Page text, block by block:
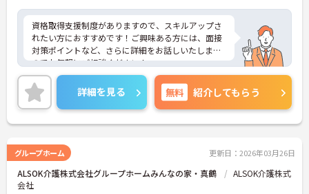
資格取得支援制度がありますので、スキルアップさ
れたい方におすすめです！ご興味ある方には、面接
対策ポイントなど、さらに詳細をお話しいたします
のでお気軽にご相談ください！
詳細を見る 無料 紹介してもらう
グループホーム 更新日：2026年03月26日
ALSOK介護株式会社グループホームみんなの家・真鶴
ALSOK介護株式
会社